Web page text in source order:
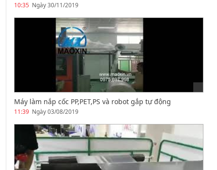
10:35 Ngày 30/11/2019
Máy làm nắp cốc PP,PET,PS và robot gắp tự động
11:39 Ngày 03/08/2019